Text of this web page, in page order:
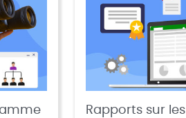
Rapports sur les